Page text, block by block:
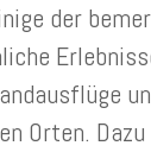
der
Orten.